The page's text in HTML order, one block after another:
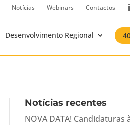
Notícias Webinars Contactos
Desenvolvimento Regional
Notícias recentes
NOVA DATA! Candidaturas